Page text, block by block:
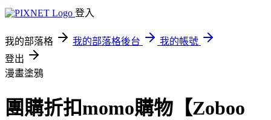
登入
我的部落格 我的部落格後台
我的帳號
登出
漫畫塗鴉
團購折扣momo購物【Zoboo